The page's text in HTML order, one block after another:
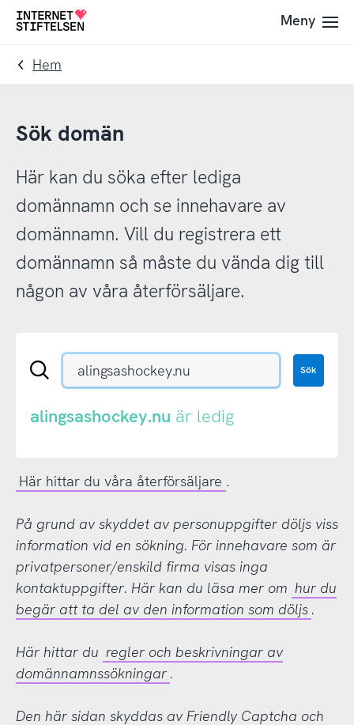
Till
navigering
Till
innehåll
Till
Meny
Hem
Sök domän
Här kan du söka efter lediga
domännamn och se innehavare av
domännamn. Vill du registrera ett
domännamn så måste du vända dig till
någon av våra återförsäljare.
Sök
eller
.nu-
Sök
alingsashockey.nu är ledig
Här hittar du våra återförsäljare .
På grund av skyddet av personuppgifter döljs viss
information vid en sökning. För innehavare som är
privatpersoner/enskild firma visas inga
kontaktuppgifter. Här kan du läsa mer om hur du
begär att ta del av den information som döljs .
Här hittar du regler och beskrivningar av
domännamnssökningar .
Den här sidan skyddas av Friendly Captcha och